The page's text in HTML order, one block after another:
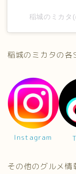
稲城のミカタ
稲城のミカタの各
Instagram
その他のグルメ情